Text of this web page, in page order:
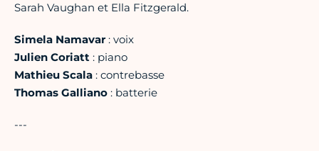
Sarah Vaughan et Ella Fitzgerald.
Simela Namavar: voix
Julien Coriatt : piano
Mathieu Scala : contrebasse
Thomas Galliano : batterie
---